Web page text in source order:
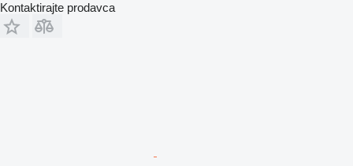
Kontaktirajte prodavca